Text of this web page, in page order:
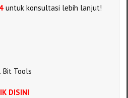
untuk konsultasi lebih lanjut!
Bit Tools
DISINI